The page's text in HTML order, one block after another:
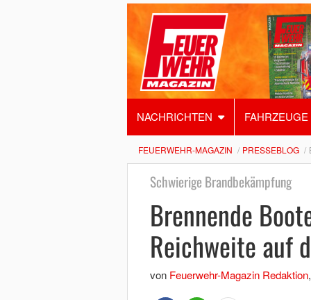
NACHRICHTEN FAHRZEUGE
FEUERWEHR-MAGAZIN PRESSEBLOG
Schwierige Brandbekämpfung
Brennende
Reichweite auf
von Feuerwehr-Magazin Redaktion,